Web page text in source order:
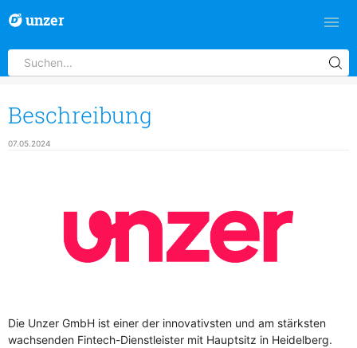
unzer
Beschreibung
07.05.2024
Die Unzer GmbH ist einer der innovativsten und am stärksten
wachsenden Fintech-Dienstleister mit Hauptsitz in Heidelberg.